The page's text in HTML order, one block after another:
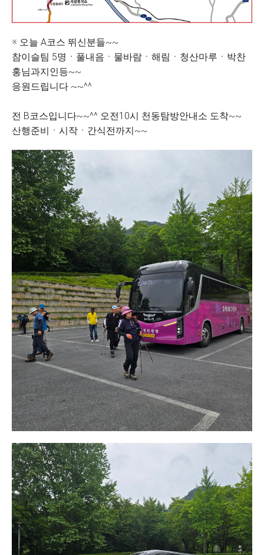
※ 오늘 A코스 뛰신분들~~
참이슬팀 5명ㆍ풀내음ㆍ물바람ㆍ해림ㆍ청산마루ㆍ박찬
홍님과지인등~~
응원드립니다 ~~^^
전 B코스입니다~~^^ 오전10시 천동탐방안내소 도착~~
산행준비ㆍ시작ㆍ간식전까지~~